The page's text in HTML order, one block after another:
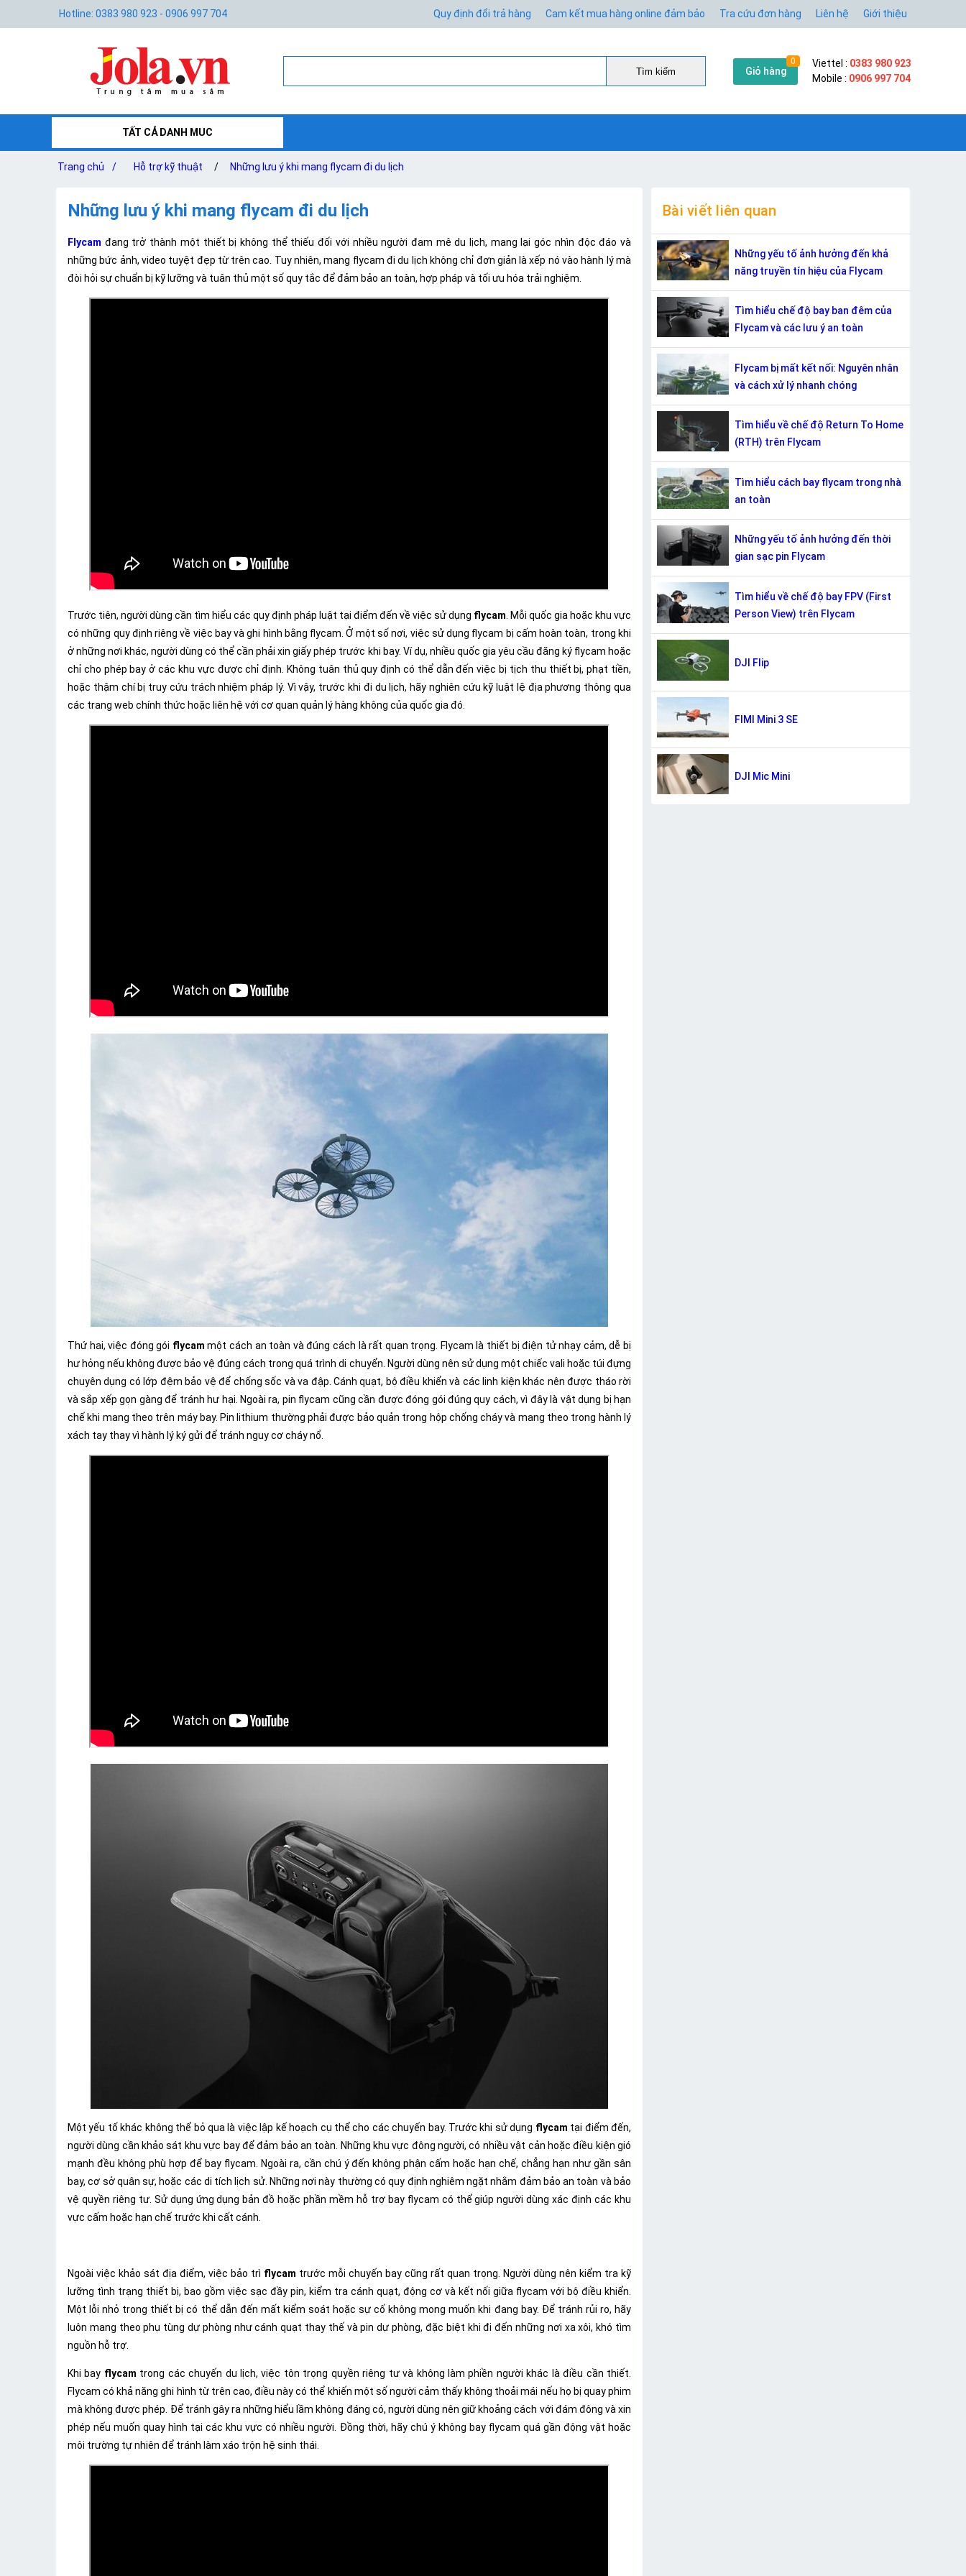
Hotline: 0383 980 923 - 0906 997 704 Quy định đổi trả hàng Cam kết mua hàng online đảm bảo Tra cứu đơn hàng Liên hệ Giới thiệu
Tìm kiếm Giỏ hàng
0 Viettel : 0383 980 923
Mobile : 0906 997 704
TẤT CẢ DANH MUC
Trang chủ / Hỗ trợ kỹ thuật / Những lưu ý khi mang flycam đi du lịch
Những lưu ý khi mang flycam đi du lịch
Flycam đang trở thành một thiết bị không thể thiếu đối với nhiều người đam mê du lịch, mang lại góc nhìn độc đáo và
những bức ảnh, video tuyệt đẹp từ trên cao. Tuy nhiên, mang flycam đi du lịch không chỉ đơn giản là xếp nó vào hành lý mà
đòi hỏi sự chuẩn bị kỹ lưỡng và tuân thủ một số quy tắc để đảm bảo an toàn, hợp pháp và tối ưu hóa trải nghiệm.
Trước tiên, người dùng cần tìm hiểu các quy định pháp luật tại điểm đến về việc sử dụng flycam . Mỗi quốc gia hoặc khu vực
có những quy định riêng về việc bay và ghi hình bằng flycam. Ở một số nơi, việc sử dụng flycam bị cấm hoàn toàn, trong khi
ở những nơi khác, người dùng có thể cần phải xin giấy phép trước khi bay. Ví dụ, nhiều quốc gia yêu cầu đăng ký flycam hoặc
chỉ cho phép bay ở các khu vực được chỉ định. Không tuân thủ quy định có thể dẫn đến việc bị tịch thu thiết bị, phạt tiền,
hoặc thậm chí bị truy cứu trách nhiệm pháp lý. Vì vậy, trước khi đi du lịch, hãy nghiên cứu kỹ luật lệ địa phương thông qua
các trang web chính thức hoặc liên hệ với cơ quan quản lý hàng không của quốc gia đó.
Thứ hai, việc đóng gói flycam một cách an toàn và đúng cách là rất quan trọng. Flycam là thiết bị điện tử nhạy cảm, dễ bị
hư hỏng nếu không được bảo vệ đúng cách trong quá trình di chuyển. Người dùng nên sử dụng một chiếc vali hoặc túi đựng
chuyên dụng có lớp đệm bảo vệ để chống sốc và va đập. Cánh quạt, bộ điều khiển và các linh kiện khác nên được tháo rời
và sắp xếp gọn gàng để tránh hư hại. Ngoài ra, pin flycam cũng cần được đóng gói đúng quy cách, vì đây là vật dụng bị hạn
chế khi mang theo trên máy bay. Pin lithium thường phải được bảo quản trong hộp chống cháy và mang theo trong hành lý
xách tay thay vì hành lý ký gửi để tránh nguy cơ cháy nổ.
Một yếu tố khác không thể bỏ qua là việc lập kế hoạch cụ thể cho các chuyến bay. Trước khi sử dụng flycam tại điểm đến,
người dùng cần khảo sát khu vực bay để đảm bảo an toàn. Những khu vực đông người, có nhiều vật cản hoặc điều kiện gió
mạnh đều không phù hợp để bay flycam. Ngoài ra, cần chú ý đến không phận cấm hoặc hạn chế, chẳng hạn như gần sân
bay, cơ sở quân sự, hoặc các di tích lịch sử. Những nơi này thường có quy định nghiêm ngặt nhằm đảm bảo an toàn và bảo
vệ quyền riêng tư. Sử dụng ứng dụng bản đồ hoặc phần mềm hỗ trợ bay flycam có thể giúp người dùng xác định các khu
vực cấm hoặc hạn chế trước khi cất cánh.
Ngoài việc khảo sát địa điểm, việc bảo trì flycam trước mỗi chuyến bay cũng rất quan trọng. Người dùng nên kiểm tra kỹ
lưỡng tình trạng thiết bị, bao gồm việc sạc đầy pin, kiểm tra cánh quạt, động cơ và kết nối giữa flycam với bộ điều khiển.
Một lỗi nhỏ trong thiết bị có thể dẫn đến mất kiểm soát hoặc sự cố không mong muốn khi đang bay. Để tránh rủi ro, hãy
luôn mang theo phụ tùng dự phòng như cánh quạt thay thế và pin dự phòng, đặc biệt khi đi đến những nơi xa xôi, khó tìm
nguồn hỗ trợ.
Khi bay flycam trong các chuyến du lịch, việc tôn trọng quyền riêng tư và không làm phiền người khác là điều cần thiết.
Flycam có khả năng ghi hình từ trên cao, điều này có thể khiến một số người cảm thấy không thoải mái nếu họ bị quay phim
mà không được phép. Để tránh gây ra những hiểu lầm không đáng có, người dùng nên giữ khoảng cách với đám đông và xin
phép nếu muốn quay hình tại các khu vực có nhiều người. Đồng thời, hãy chú ý không bay flycam quá gần động vật hoặc
môi trường tự nhiên để tránh làm xáo trộn hệ sinh thái.
Bài viết liên quan
Những yếu tố ảnh hưởng đến khả
năng truyền tín hiệu của Flycam
Tìm hiểu chế độ bay ban đêm của
Flycam và các lưu ý an toàn
Flycam bị mất kết nối: Nguyên nhân
và cách xử lý nhanh chóng
Tìm hiểu về chế độ Return To Home
(RTH) trên Flycam
Tìm hiểu cách bay flycam trong nhà
an toàn
Những yếu tố ảnh hưởng đến thời
gian sạc pin Flycam
Tìm hiểu về chế độ bay FPV (First
Person View) trên Flycam
DJI Flip
FIMI Mini 3 SE
DJI Mic Mini